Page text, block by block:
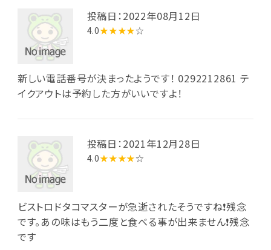
投稿日：2022年08月12日
4.0★★★★☆
新しい電話番号が決まったようです！ 0292212861 テ
イクアウトは予約した方がいいですよ！
投稿日：2021年12月28日
4.0★★★★☆
ビストロドタコマスターが急逝されたそうですね❗️残念
です。あの味はもう二度と食べる事が出来ません❗️残念
です